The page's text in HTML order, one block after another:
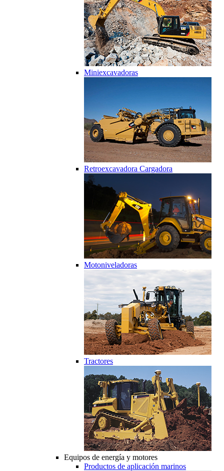
Miniexcavadoras
Retroexcavadora Cargadora
Motoniveladoras
Tractores
Equipos de energía y motores
Productos de aplicación marinos